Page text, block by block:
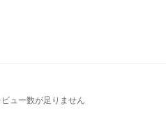
ュー数が足りません